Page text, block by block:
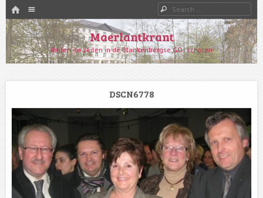
HOME
SKIP TO CONTENT
Search
Maerlantkrant
Reilen en zeilen in de Blankenbergse GO! scholen
DSCN6778